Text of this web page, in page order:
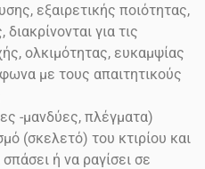
εξαιρετικής ποιότητας,
για τις
ολκιμότητας, ευκαμψίας
με τους απαιτητικούς
-μανδύες, πλέγματα)
(σκελετό) του κτιρίου και
ή να ραγίσει σε